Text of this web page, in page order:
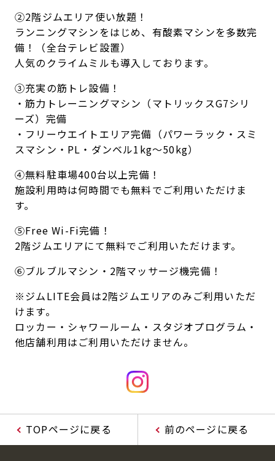
②2階ジムエリア使い放題！
ランニングマシンをはじめ、有酸素マシンを多数完
備！（全台テレビ設置）
人気のクライムミルも導入しております。
③充実の筋トレ設備！
・筋力トレーニングマシン（マトリックスG7シリ
ーズ）完備
・フリーウエイトエリア完備（パワーラック・スミ
スマシン・PL・ダンベル1kg～50kg）
④無料駐車場400台以上完備！
施設利用時は何時間でも無料でご利用いただけま
す。
⑤Free Wi-Fi完備！
2階ジムエリアにて無料でご利用いただけます。
⑥ブルブルマシン・2階マッサージ機完備！
※ジムLITE会員は2階ジムエリアのみご利用いただ
けます。
ロッカー・シャワールーム・スタジオプログラム・
他店舗利用はご利用いただけません。
TOPページに戻る 前のページに戻る